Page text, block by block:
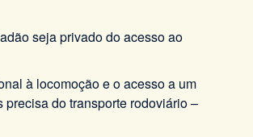
seja privado do acesso ao
à locomoção e o acesso a um
do transporte rodoviário –